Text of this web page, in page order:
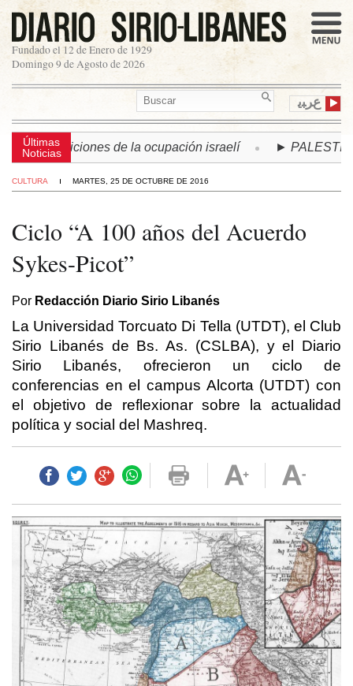
Fundado el 12 de Enero de 1929
Domingo 9 de Agosto de 2026
ﻉﺮﺒﻳ
Últimas
Noticias
condiciones de la ocupación israelí ► PALESTINA |
CULTURA MARTES, 25 DE OCTUBRE DE 2016
Ciclo “A 100 años del Acuerdo
Sykes-Picot”
Por Redacción Diario Sirio Libanés
La Universidad Torcuato Di Tella (UTDT), el Club
Sirio Libanés de Bs. As. (CSLBA), y el Diario
Sirio Libanés, ofrecieron un ciclo de
conferencias en el campus Alcorta (UTDT) con
el objetivo de reflexionar sobre la actualidad
política y social del Mashreq.